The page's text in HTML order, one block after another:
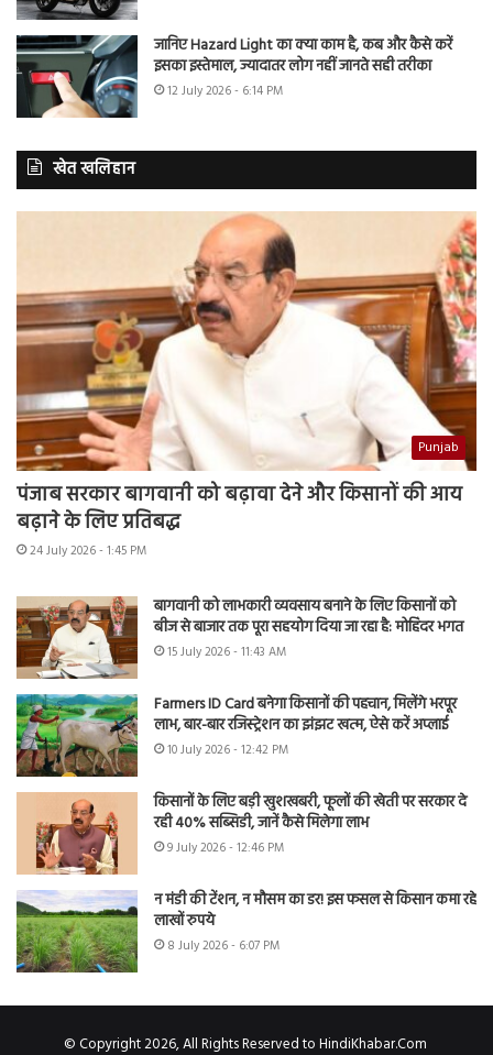
जानिए Hazard Light का क्या काम है, कब और कैसे करें
इसका इस्तेमाल, ज्यादातर लोग नहीं जानते सही तरीका
12 July 2026 - 6:14 PM
खेत खलिहान
Punjab
पंजाब सरकार बागवानी को बढ़ावा देने और किसानों की आय
बढ़ाने के लिए प्रतिबद्ध
24 July 2026 - 1:45 PM
बागवानी को लाभकारी व्यवसाय बनाने के लिए किसानों को
बीज से बाजार तक पूरा सहयोग दिया जा रहा है: मोहिंदर भगत
15 July 2026 - 11:43 AM
Farmers ID Card बनेगा किसानों की पहचान, मिलेंगे भरपूर
लाभ, बार-बार रजिस्ट्रेशन का झंझट खत्म, ऐसे करें अप्लाई
10 July 2026 - 12:42 PM
किसानों के लिए बड़ी खुशखबरी, फूलों की खेती पर सरकार दे
रही 40% सब्सिडी, जानें कैसे मिलेगा लाभ
9 July 2026 - 12:46 PM
न मंडी की टेंशन, न मौसम का डर! इस फसल से किसान कमा रहे
लाखों रुपये
8 July 2026 - 6:07 PM
© Copyright 2026, All Rights Reserved to HindiKhabar.Com